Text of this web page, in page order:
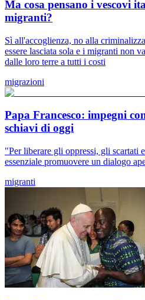
Ma cosa pensano i vescovi
migranti?
Sì all'accoglienza, no alla
essere lasciata sola e i migranti non
dalle loro terre a tutti i costi
migrazioni
Papa Francesco: impegni
schiavi di oggi
"Per liberare gli oppressi, gli scartati
essenziale promuovere un dialogo
migranti